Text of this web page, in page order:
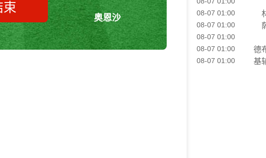
束
奥恩沙 08-07 01:00
08-07 01:00
08-07 01:00
08-07 01:00 德
08-07 01:00 基